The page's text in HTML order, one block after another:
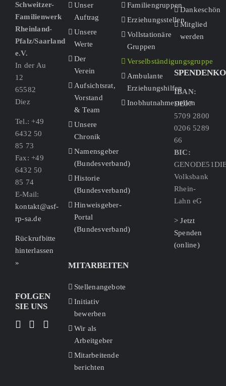
Schweitzer-
Familienwerk
Rheinland-
Pfalz/Saarland
e.V.
In der Au
12
65582
Diez
Tel.: +49
6432 50
85 73
Fax: +49
6432 50
85 74
E-Mail:
kontakt@asf-
rp-sa.de
Rückrufbitte
hinterlassen
»
FOLGEN
SIE UNS
Unser
Auftrag
Unsere
Werte
Der
Verein
Aufsichtsrat,
Vorstand
& Team
Unsere
Chronik
Namensgeber
(Bundesverband)
Historie
(Bundesverband)
Hinweisgeber-
Portal
(Bundesverband)
MITARBEITEN
Stellenangebote
Initiativ
bewerben
Wir als
Arbeitgeber
Mitarbeitende
berichten
Familiengruppen
Erziehungsstellen
Vollstationäre
Gruppen
Verselbständigungsgruppe
Ambulante
Erziehungshilfen
Inobhutnahmestellen
Dankeschön
Mitglied
werden
IBAN:
DE07
5709 2800
0206 5289
66
BIC:
Volksbank
Rhein-
Lahn eG
> Jetzt
Spenden
(online)